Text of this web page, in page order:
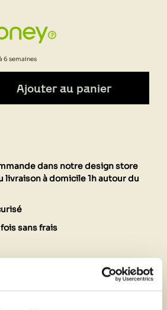
6 semaines
Ajouter au panier
dans notre design store
livraison à domicile 1h autour du
sans frais